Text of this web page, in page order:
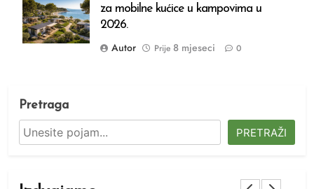
za mobilne kućice u kampovima u
2026.
Autor Prije 8 mjeseci 0
Pretraga
PRETRAŽI